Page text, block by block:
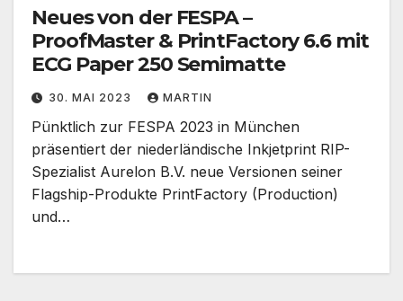
Neues von der FESPA –
ProofMaster & PrintFactory 6.6 mit
ECG Paper 250 Semimatte
30. MAI 2023 MARTIN
Pünktlich zur FESPA 2023 in München
präsentiert der niederländische Inkjetprint RIP-
Spezialist Aurelon B.V. neue Versionen seiner
Flagship-Produkte PrintFactory (Production)
und…